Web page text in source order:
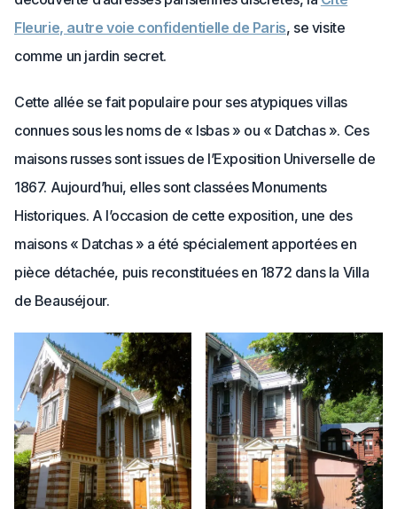
Fleurie, autre voie confidentielle de Paris, se visite
comme un jardin secret.
Cette allée se fait populaire pour ses atypiques villas
connues sous les noms de « Isbas » ou « Datchas ». Ces
maisons russes sont issues de l’Exposition Universelle de
1867. Aujourd’hui, elles sont classées Monuments
Historiques. A l’occasion de cette exposition, une des
maisons « Datchas » a été spécialement apportées en
pièce détachée, puis reconstituées en 1872 dans la Villa
de Beauséjour.